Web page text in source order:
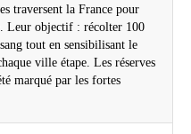
traversent la France pour
Leur objectif : récolter 100
tout en sensibilisant le
ville étape. Les réserves
marqué par les fortes